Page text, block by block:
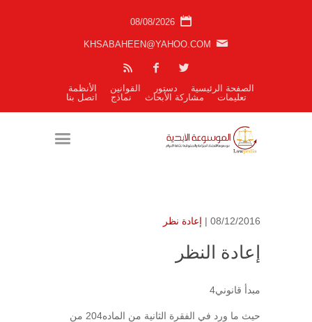
08/08/2026
KHSABAHEEN@YAHOO.COM
الصفحة الرئيسية دستور القوانين
الأنظمة
تعليمات
مشاركة الأبحاث نماذج اتصل بنا
08/12/2016 | إعادة نظر
إعادة النظر
مبدأ قانوني4
حيث ما ورد في الفقرة الثانية من الماده204 من